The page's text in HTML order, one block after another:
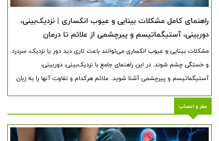
راهنمای کامل مشکلات بینایی و عیوب انکساری | نزدیک‌بینی،
دوربینی، آستیگماتیسم و پیرچشمی از علائم تا درمان
مشکلات بینایی و عیوب انکساری می‌توانند باعث تاری دید دور یا نزدیک، سردرد
و خستگی چشم شوند. در این راهنمای جامع با نزدیک‌بینی، دوربینی،
آستیگماتیسم و پیرچشمی آشنا شوید. علائم هرکدام و تفاوت آنها را به زبان
با علائم هشدار، باورهای اشتباه و پاسخ سوالات رایج درباره ضعیف شدن چشم
آشنا شوید.
مغز و اعصاب